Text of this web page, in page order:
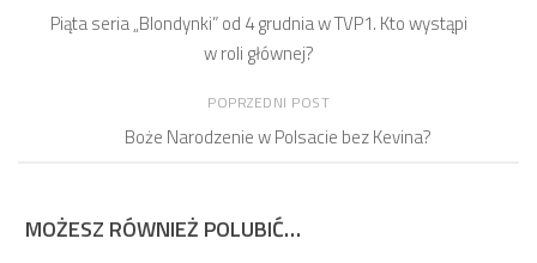
Piąta seria „Blondynki” od 4 grudnia w TVP1. Kto wystąpi
w roli głównej?
POPRZEDNI POST
Boże Narodzenie w Polsacie bez Kevina?
MOŻESZ RÓWNIEŻ POLUBIĆ…